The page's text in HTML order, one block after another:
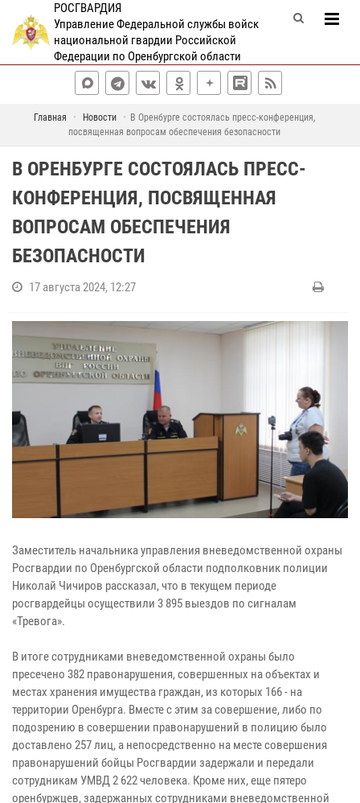
РОСГВАРДИЯ
Управление Федеральной службы войск
национальной гвардии Российской
Федерации по Оренбургской области
Главная Новости
В Оренбурге состоялась пресс-конференция,
посвященная вопросам обеспечения безопасности
В ОРЕНБУРГЕ СОСТОЯЛАСЬ ПРЕСС-
КОНФЕРЕНЦИЯ, ПОСВЯЩЕННАЯ
ВОПРОСАМ ОБЕСПЕЧЕНИЯ
БЕЗОПАСНОСТИ
17 августа 2024, 12:27
Заместитель начальника управления вневедомственной охраны
Росгвардии по Оренбургской области подполковник полиции
Николай Чичиров рассказал, что в текущем периоде
росгвардейцы осуществили 3 895 выездов по сигналам
«Тревога».
В итоге сотрудниками вневедомственной охраны было
пресечено 382 правонарушения, совершенных на объектах и
местах хранения имущества граждан, из которых 166 - на
территории Оренбурга. Вместе с этим за совершение, либо по
подозрению в совершении правонарушений в полицию было
доставлено 257 лиц, а непосредственно на месте совершения
правонарушений бойцы Росгвардии задержали и передали
сотрудникам УМВД 2 622 человека. Кроме них, еще пятеро
оренбуржцев, задержанных сотрудниками вневедомственной